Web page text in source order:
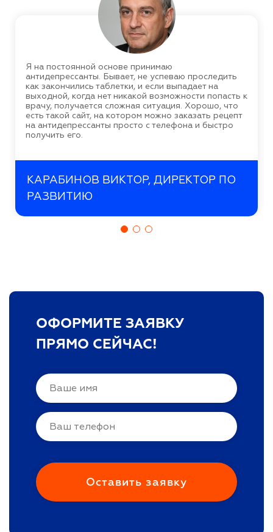
Я на постоянной основе принимаю
антидепрессанты. Бывает, не успеваю проследить
как закончились таблетки, и если выпадает на
выходной, когда нет никакой возможности попасть к
врачу, получается сложная ситуация. Хорошо, что
есть такой сайт, на котором можно заказать рецепт
на антидепрессанты просто с телефона и быстро
получить его.
КАРАБИНОВ ВИКТОР, ДИРЕКТОР ПО
РАЗВИТИЮ
ОФОРМИТЕ ЗАЯВКУ
ПРЯМО СЕЙЧАС!